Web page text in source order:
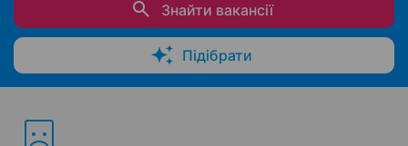
Знайти вакансії
Підібрати